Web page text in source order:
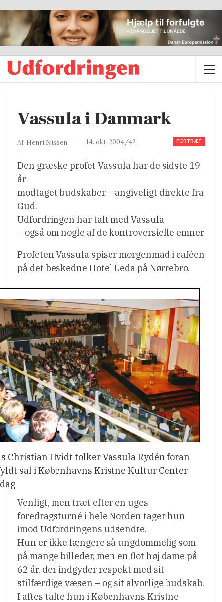
Vassula i Danmark
PORTRÆT
Af Henri Nissen 14. okt. 2004/42
Den græske profet Vassula har de sidste 19
år
modtaget budskaber – angiveligt direkte fra
Gud.
Udfordringen har talt med Vassula
– også om nogle af de kontroversielle emner
Profeten Vassula spiser morgenmad i caféen
på det beskedne Hotel Leda på Nørrebro.
Christian Hvidt tolker Vassula Rydén foran
sal i Københavns Kristne Kultur Center
Venligt, men træt efter en uges
foredragsturné i hele Norden tager hun
imod Udfordringens udsendte.
Hun er ikke længere så ungdommelig som
på mange billeder, men en flot høj dame på
62 år, der indgyder respekt med sit
stilfærdige væsen – og sit alvorlige budskab.
I aftes talte hun i Københavns Kristne